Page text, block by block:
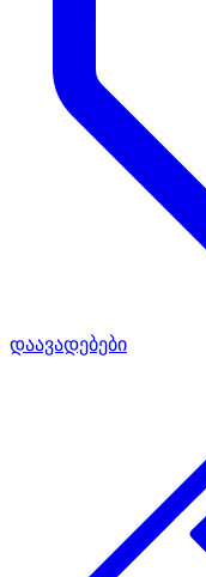
დაავადებები